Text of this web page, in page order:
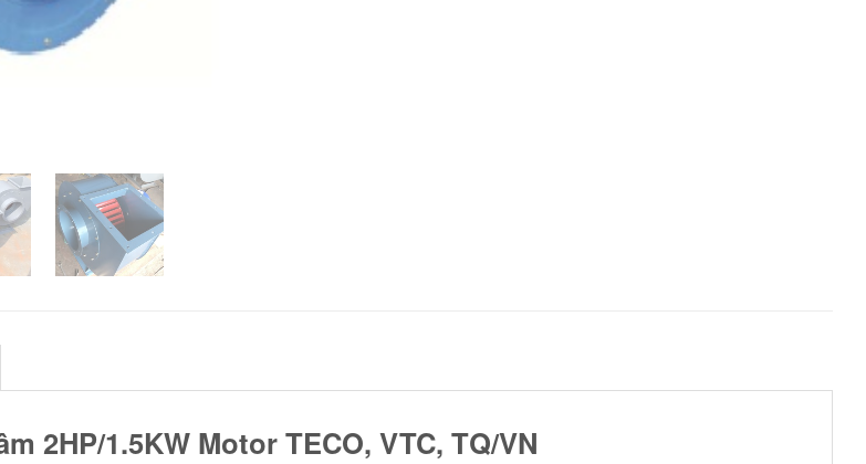
2HP/1.5KW Motor TECO, VTC, TQ/VN​